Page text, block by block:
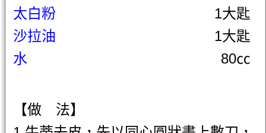
太白粉
1大匙
沙拉油
1大匙
水
80㏄
【做 法】